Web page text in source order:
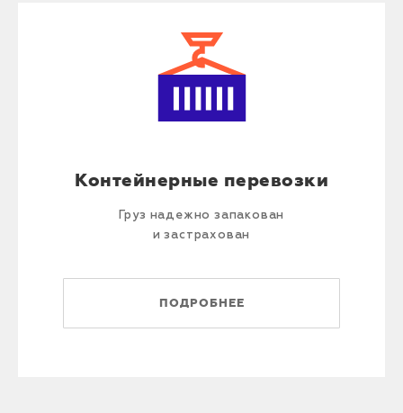
Контейнерные перевозки
Груз надежно запакован
и застрахован
ПОДРОБНЕЕ